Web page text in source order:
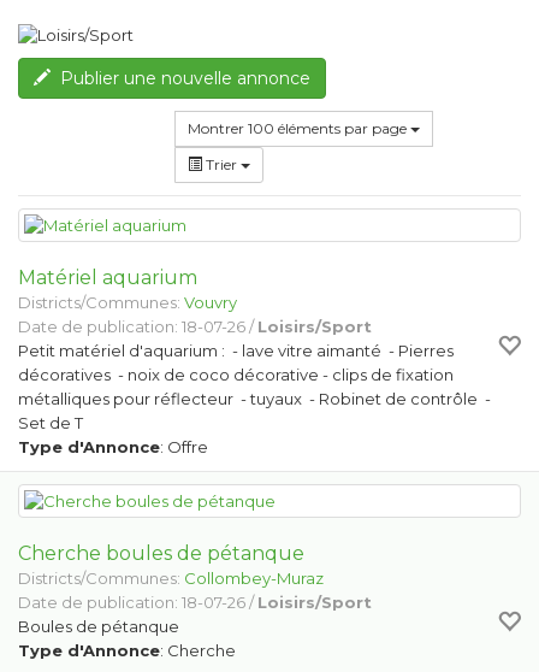
Publier une nouvelle annonce
Montrer 100 éléments par page
Trier
Matériel aquarium
Districts/Communes: Vouvry
Date de publication: 18-07-26 /Loisirs/Sport
Petit matériel d'aquarium : - lave vitre aimanté - Pierres
décoratives - noix de coco décorative - clips de fixation
métalliques pour réflecteur - tuyaux - Robinet de contrôle -
Set de T
Type d'Annonce: Offre
Cherche boules de pétanque
Districts/Communes: Collombey-Muraz
Date de publication: 18-07-26 /Loisirs/Sport
Boules de pétanque
Type d'Annonce: Cherche